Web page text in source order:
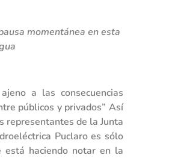
momentánea en esta
a las consecuencias
públicos y privados” Así
representantes de la Junta
Puclaro es sólo
está haciendo notar en la